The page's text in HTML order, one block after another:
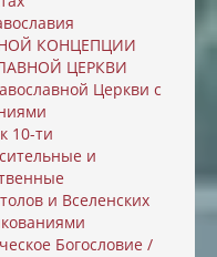
КОНЦЕПЦИИ
ЦЕРКВИ
Церкви с
10-ти
и
и Вселенских
Богословие /